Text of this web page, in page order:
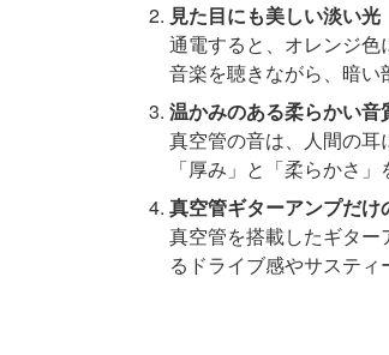
見た目にも美しい淡い光
通電すると、オレンジ色
音楽を聴きながら、暗い
温かみのある柔らかい音
真空管の音は、人間の
「厚み」と「柔らかさ
真空管ギターアンプだけ
真空管を搭載したギタ
るドライブ感やサスティ